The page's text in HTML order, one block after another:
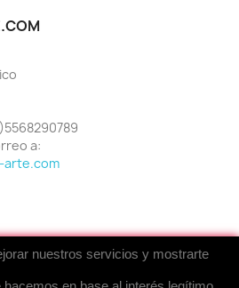
a:
arte.com
nuestros servicios y mostrarte